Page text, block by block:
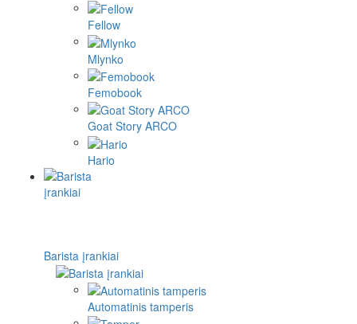
Fellow
Mlynko
Femobook
Goat Story ARCO
Hario
Barista įrankiai
Automatinis tamperis